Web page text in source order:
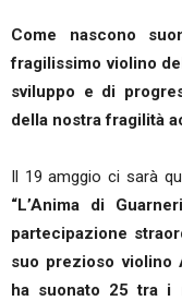
Come nascono
fragilissimo violino
sviluppo e di
della nostra fragilità
Il 19 amggio ci sarà
“L’Anima di
partecipazione
suo prezioso violino
ha suonato 25 tra i